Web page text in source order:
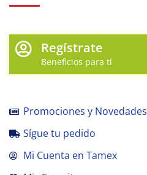
Regístrate
Beneficios para tí
Promociones y Novedades
Sígue tu pedido
Mi Cuenta en Tamex